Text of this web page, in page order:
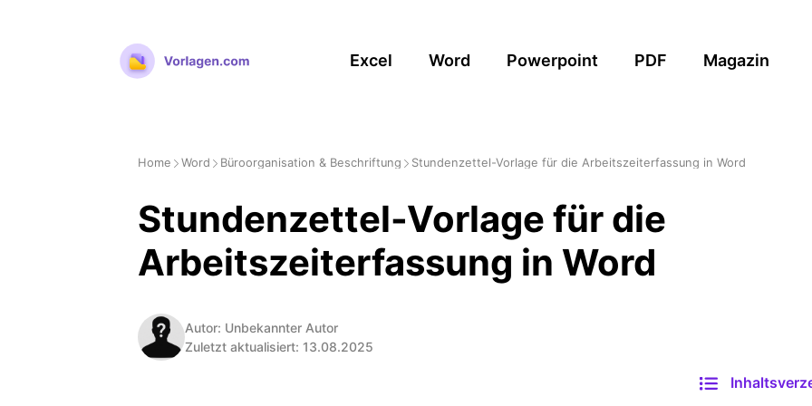
Excel Word Powerpoint PDF Magazin
Home Word Büroorganisation & Beschriftung Stundenzettel-Vorlage für die Arbeitszeiterfassung in Word
Stundenzettel-Vorlage für die
Arbeitszeiterfassung in Word
Autor: Unbekannter Autor
Zuletzt aktualisiert: 13.08.2025